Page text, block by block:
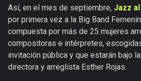
Así, en el mes de septiembre, Jazz
por primera vez a la Big Band
compuesta por más de 25 mujeres
compositoras e intérpretes,
invitación pública y que estarán bajo
directora y arreglista Esther Rojas.